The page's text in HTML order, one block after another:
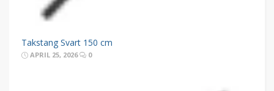
Takstang Svart 150 cm
APRIL 25, 2026 0